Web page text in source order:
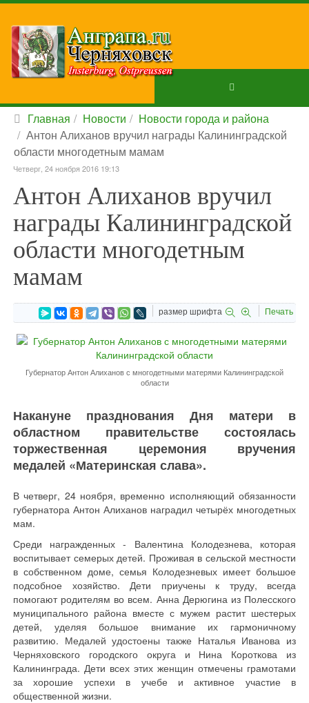
Главная Новости
Новости города и района
Антон Алиханов вручил награды Калининградской
области многодетным мамам
Четверг, 24 ноября 2016 19:13
Антон Алиханов вручил
награды Калининградской
области многодетным
мамам
размер шрифта Печать
Губернатор Антон Алиханов с многодетными матерями Калининградской
области
Накануне празднования Дня матери в
областном правительстве состоялась
торжественная церемония вручения
медалей «Материнская слава».
В четверг, 24 ноября, временно исполняющий обязанности
губернатора Антон Алиханов наградил четырёх многодетных
мам.
Среди награжденных - Валентина Колодезнева, которая
воспитывает семерых детей. Проживая в сельской местности
в собственном доме, семья Колодезневых имеет большое
подсобное хозяйство. Дети приучены к труду, всегда
помогают родителям во всем. Анна Дерюгина из Полесского
муниципального района вместе с мужем растит шестерых
детей, уделяя большое внимание их гармоничному
развитию. Медалей удостоены также Наталья Иванова из
Черняховского городского округа и Нина Короткова из
Калининграда. Дети всех этих женщин отмечены грамотами
за хорошие успехи в учебе и активное участие в
общественной жизни.